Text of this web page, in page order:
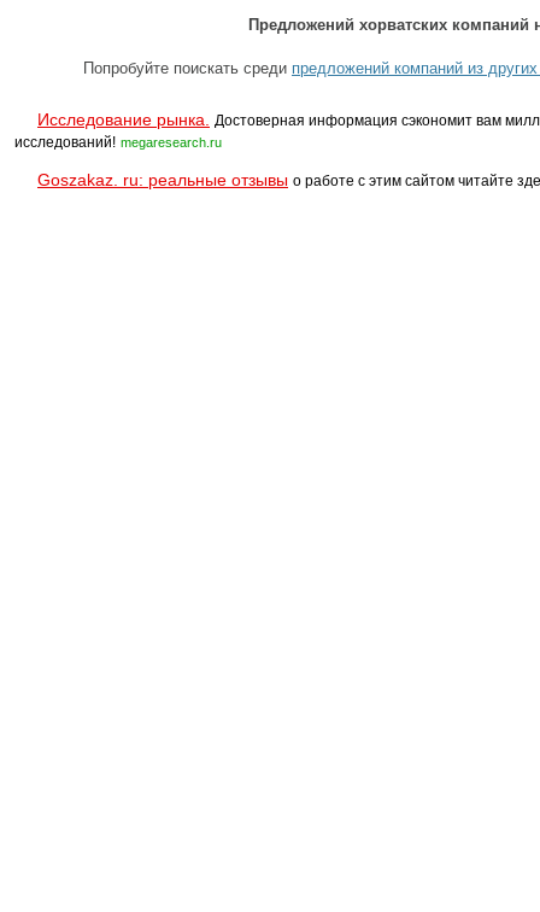
Предложений хорватских компаний
Попробуйте поискать среди предложений компаний из
Исследование рынка.
Достоверная информация сэкономит вам
исследований! megaresearch.ru
Goszakaz. ru: реальные отзывы о работе с этим сайтом читайте